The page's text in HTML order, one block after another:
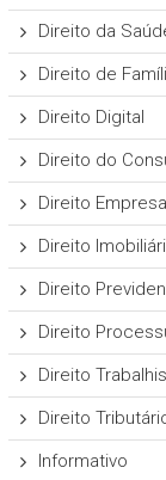
Direito da
Direito de
Direito Digital
Direito do
Direito
Direito
Direito
Direito
Direito
Direito
Informativo